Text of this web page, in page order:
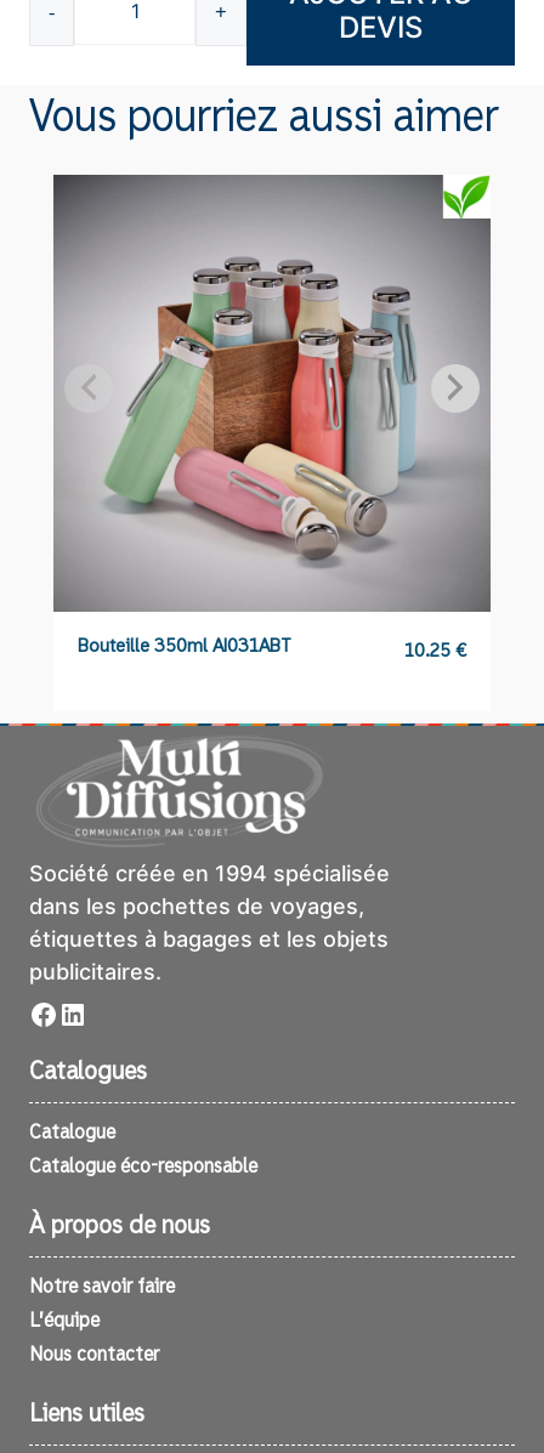
-
quantité
de
pliable
K4685
+
DEVIS
Vous pourriez aussi aimer
Bouteille 350ml AI031ABT 10.25€
Société créée en 1994 spécialisée
dans les pochettes de voyages,
étiquettes à bagages et les objets
publicitaires.
Facebook
LinkedIn
Catalogues
Catalogue
Catalogue éco-responsable
À propos de nous
Notre savoir faire
L’équipe
Nous contacter
Liens utiles